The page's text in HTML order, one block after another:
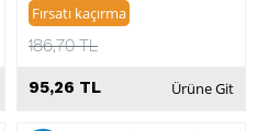
Fırsatı kaçırma
186,70 TL
95,26 TL Ürüne Git